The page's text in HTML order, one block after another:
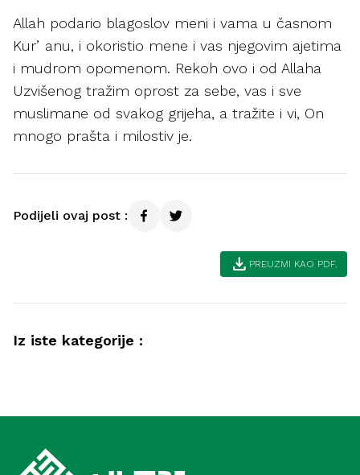
Allah podario blagoslov meni i vama u časnom
Kurʼanu, i okoristio mene i vas njegovim ajetima
i mudrom opomenom. Rekoh ovo i od Allaha
Uzvišenog tražim oprost za sebe, vas i sve
muslimane od svakog grijeha, a tražite i vi, On
mnogo prašta i milostiv je.
Podijeli ovaj post :
download PREUZMI KAO PDF.
Iz iste kategorije :